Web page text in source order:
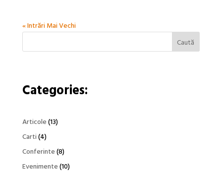
« Intrări Mai Vechi
Caută
Categories:
Articole(13)
Carti(4)
Conferinte(8)
Evenimente(10)